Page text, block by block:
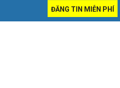
ĐĂNG TIN MIỄN PHÍ